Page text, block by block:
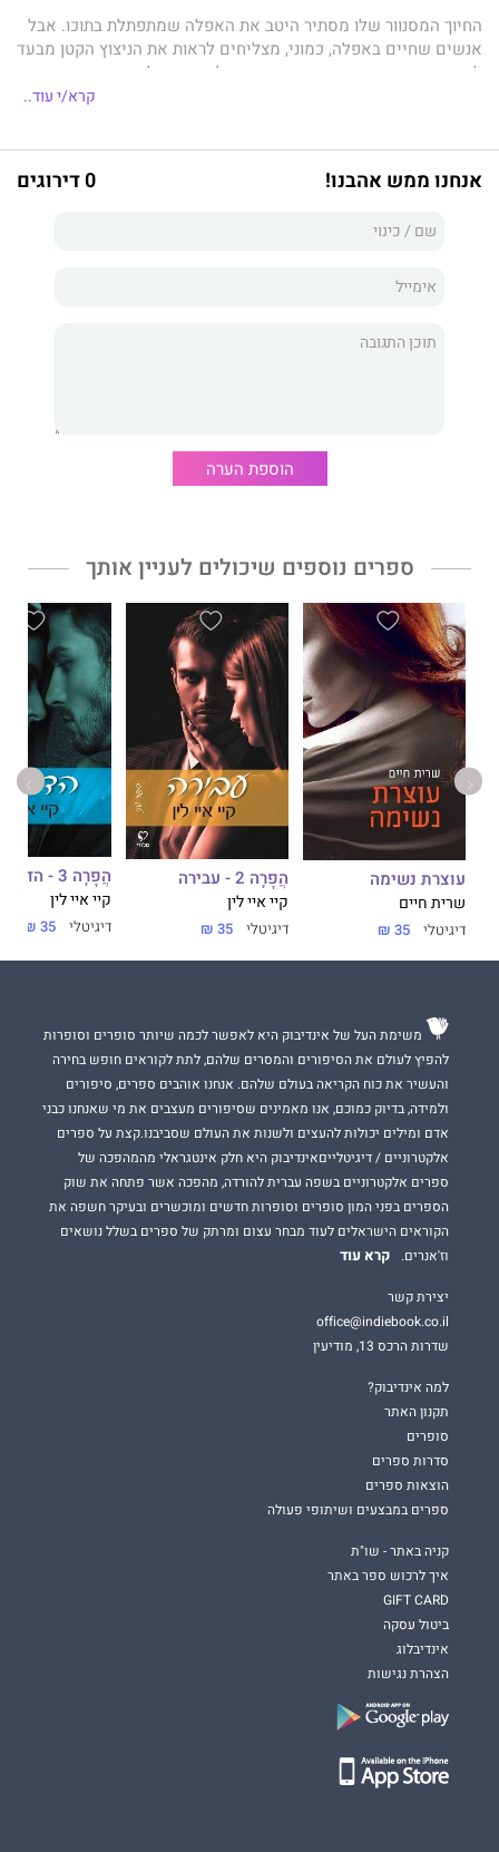
החיוך המסנוור שלו מסתיר היטב את האפלה שמתפתלת בתוכו. אבל
אנשים שחיים באפלה, כמוני, מצליחים לראות את הניצוץ הקטן מבעד
לסדקים, וכאשר הוא ניצת הוא מאיים לפוצץ הכול.
אני משתוקקת לספוג כל מילה מטונפת היוצאת מפיו, כמהה למגע
האלימות והתשוקה שלו ממלאות את הריקנות השוכנת בתוכי.
לאהוב אותי.
הוא לא הולך להגן עליו, הוא הולך למחוץ אותו עד שלא ישאר ממנו
, שספריה כיכבו ברשימת רבי המכר של היו־אס־איי טודיי,
זכתה לשבחים רבים על עלילותיה המגוונות ועל סגנון הכתיבה הקשוח
הדדיות, הממשיכים את סיפורם של ניית׳ן ולילה, יצאו גם הם
בהוצאת ׳מלודי׳.
״אני מתכוונת להמשיך לקרוא את כל הטרילוגיה ולו רק בגלל הפה
המטונף של ניית׳ן.
לילה וניית׳ן אינם שבורים, הם מנותצים.
מסע הרכבת החלקים שלהם בחזרה אינו עומד להיות פשוט.״
Yaya Martinez – After dark book lovers blog
קרא/י עוד..
אנחנו ממש אהבנו! 0 דירוגים
הוספת הערה
ספרים נוספים שיכולים לעניין אותך
עוצרת נשימה
שרית חיים
דיגיטלי 35 ₪
הֲפָרָה 2 - עבירה
קיי איי לין
דיגיטלי 35 ₪
הֲפָרָה 3 - הדדיות
קיי איי לין
דיגיטלי 35 ₪
משימת העל של אינדיבוק היא לאפשר לכמה שיותר סופרים וסופרות
להפיץ לעולם את הסיפורים והמסרים שלהם, לתת לקוראים חופש בחירה
והעשיר את כוח הקריאה בעולם שלהם. אנחנו אוהבים ספרים, סיפורים
ולמידה, בדיוק כמוכם, אנו מאמינים שסיפורים מעצבים את מי שאנחנו כבני
אדם ומילים יכולות להעצים ולשנות את העולם שסביבנו.קצת על ספרים
אלקטרוניים / דיגיטלייםאינדיבוק היא חלק אינטגראלי מהמהפכה של
ספרים אלקטרוניים בשפה עברית להורדה, מהפכה אשר פתחה את שוק
הספרים בפני המון סופרים וסופרות חדשים ומוכשרים ובעיקר חשפה את
הקוראים הישראלים לעוד מבחר עצום ומרתק של ספרים בשלל נושאים
וז'אנרים.
קרא עוד
יצירת קשר
office@indiebook.co.il
שדרות הרכס 13, מודיעין
למה אינדיבוק?
תקנון האתר
סופרים
סדרות ספרים
הוצאות ספרים
ספרים במבצעים ושיתופי פעולה
קניה באתר - שו"ת
איך לרכוש ספר באתר
GIFT CARD
ביטול עסקה
אינדיבלוג
הצהרת נגישות